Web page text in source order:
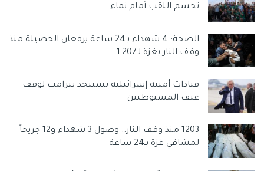
تحسم اللقب أمام نماء
الصحة: 4 شهداء بـ24 ساعة يرفعان الحصيلة منذ
وقف النار بغزة لـ1,207
قيادات أمنية إسرائيلية تستنجد بترامب لوقف
عنف المستوطنين
1203 منذ وقف النار.. وصول 3 شهداء و12 جريحاً
لمشافي غزة بـ24 ساعة